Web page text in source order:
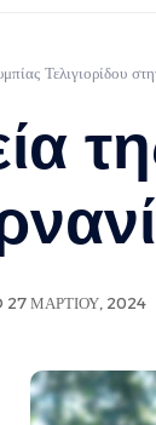
Τελιγιορίδου
27 ΜΑΡΤΊΟΥ, 2024